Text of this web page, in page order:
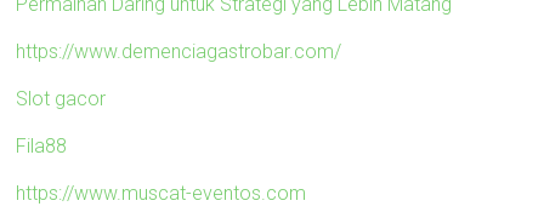
https://www.demenciagastrobar.com/
Slot gacor
Fila88
https://www.muscat-eventos.com